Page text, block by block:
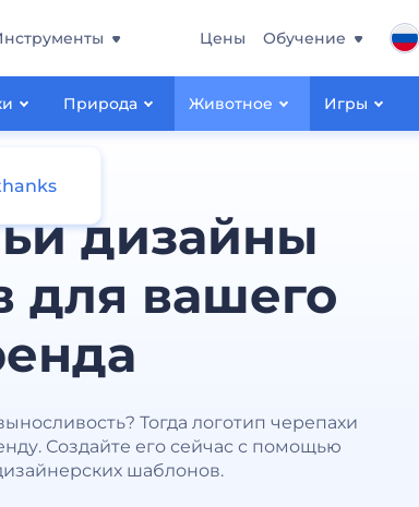
Природа Животное Игры
Цены Обучение
дизайны
для вашего
Тогда логотип черепахи
Создайте его сейчас с помощью
шаблонов.